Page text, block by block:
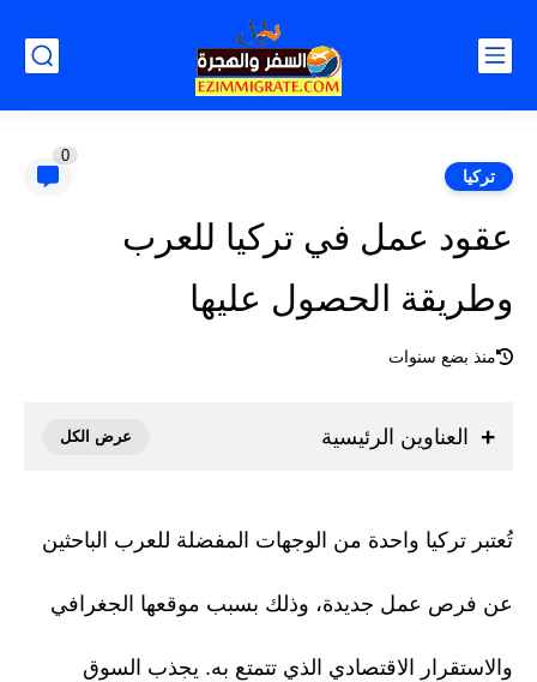
تركيا
0
عقود عمل في تركيا للعرب
وطريقة الحصول عليها
منذ بضع سنوات
العناوين الرئيسية
تُعتبر تركيا واحدة من الوجهات المفضلة للعرب الباحثين
عن فرص عمل جديدة، وذلك بسبب موقعها الجغرافي
والاستقرار الاقتصادي الذي تتمتع به. يجذب السوق